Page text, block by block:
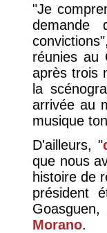
"Je
demande
réunies au
après trois
la
arrivée au
musique
D'ailleurs, "
que nous
histoire de
président
Morano.